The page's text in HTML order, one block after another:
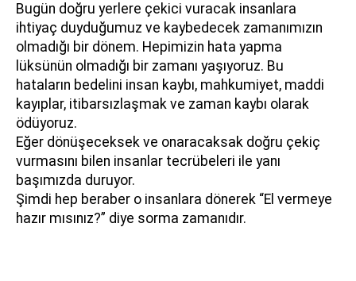
Bugün doğru yerlere çekici vuracak insanlara
ihtiyaç duyduğumuz ve kaybedecek zamanımızın
olmadığı bir dönem. Hepimizin hata yapma
lüksünün olmadığı bir zamanı yaşıyoruz. Bu
hataların bedelini insan kaybı, mahkumiyet, maddi
kayıplar, itibarsızlaşmak ve zaman kaybı olarak
ödüyoruz.
Eğer dönüşeceksek ve onaracaksak doğru çekiç
vurmasını bilen insanlar tecrübeleri ile yanı
başımızda duruyor.
Şimdi hep beraber o insanlara dönerek “El vermeye
hazır mısınız?” diye sorma zamanıdır.